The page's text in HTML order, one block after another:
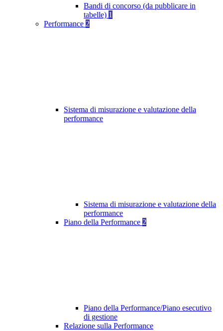
Bandi di concorso (da pubblicare in
tabelle) 1
Performance 2
Sistema di misurazione e valutazione della
performance
Sistema di misurazione e valutazione della
performance
Piano della Performance 2
Piano della Performance/Piano esecutivo
di gestione
Relazione sulla Performance